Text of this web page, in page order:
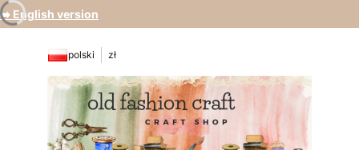
➡️ English version
polski zł